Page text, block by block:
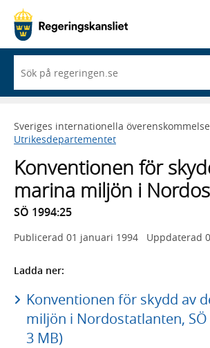
du
börjar
skriva
framträder
en
med
sökförslag
Sveriges internationella
Utrikesdepartementet
Konventionen för
marina miljön i
SÖ 1994:25
Publicerad 01 januari 1994 Uppdaterad
Ladda ner:
Konventionen för skydd av
miljön i Nordostatlanten, SÖ
3 MB)